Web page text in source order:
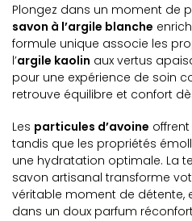
Plongez dans un moment de
savon à l’argile blanche
formule unique associe les
l’argile kaolin aux vertus
pour une expérience de soin
retrouve équilibre et confort
Les particules d’avoine
tandis que les propriétés
une hydratation optimale. La
savon artisanal transforme
véritable moment de détente,
dans un doux parfum